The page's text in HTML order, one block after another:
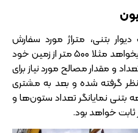
بتنی، متراژ مورد سفارش
مشتری است. در صورتی که فردی بخواهد مثلا 500 متر از زمین خود
و مقدار مصالح مورد نیاز برای
نظر گرفته شده و بعد به مشتری
نمایانگر تعداد ستون‌ها و
ثابت خواهد بود.